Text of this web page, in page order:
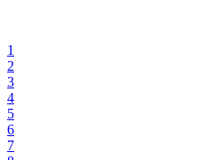
1
2
3
4
5
6
7